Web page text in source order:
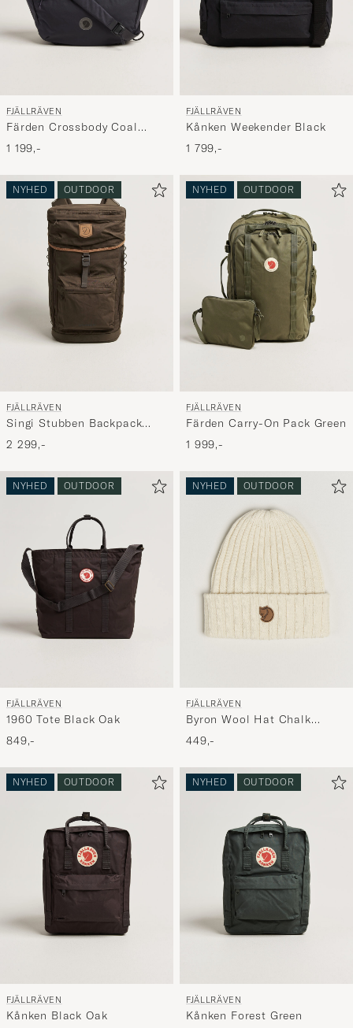
FJÄLLRÄVEN
Färden Crossbody Coal
Black
1 199,-
FJÄLLRÄVEN
Kånken Weekender Black
1 799,-
NYHED OUTDOOR
FJÄLLRÄVEN
Singi Stubben Backpack
Dark Olive
2 299,-
NYHED OUTDOOR
FJÄLLRÄVEN
Färden Carry-On Pack Green
1 999,-
NYHED OUTDOOR
FJÄLLRÄVEN
1960 Tote Black Oak
849,-
NYHED OUTDOOR
FJÄLLRÄVEN
Byron Wool Hat Chalk
White
449,-
NYHED OUTDOOR
FJÄLLRÄVEN
Kånken Black Oak
NYHED OUTDOOR
FJÄLLRÄVEN
Kånken Forest Green